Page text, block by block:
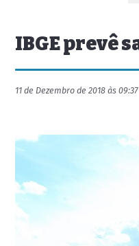
IBGE prevê
11 de Dezembro de 2018 às 09:37